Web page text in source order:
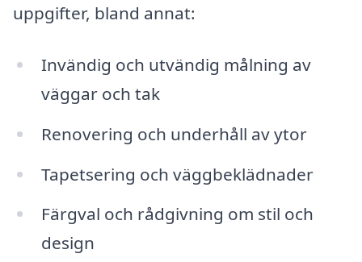
uppgifter, bland annat:
Invändig och utvändig målning av
väggar och tak
Renovering och underhåll av ytor
Tapetsering och väggbeklädnader
Färgval och rådgivning om stil och
design